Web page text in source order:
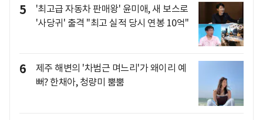
5
'최고급 자동차 판매왕' 윤미애, 새 보스로
'사당귀' 출격 "최고 실적 당시 연봉 10억"
6
제주 해변의 '차범근 며느리'가 왜이리 예
뻐? 한채아, 청량미 뿜뿜